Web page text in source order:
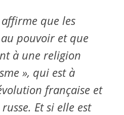
que les
pouvoir et que
à une religion
», qui est à
française et
Et si elle est